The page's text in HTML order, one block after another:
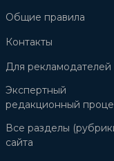
Общие правила
Контакты
Для рекламодателей
Экспертный
редакционный
Все разделы
сайта